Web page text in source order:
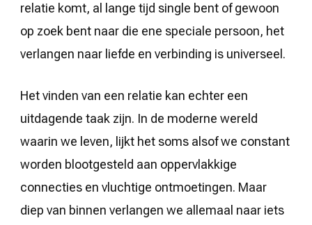
relatie komt, al lange tijd single bent of gewoon
op zoek bent naar die ene speciale persoon, het
verlangen naar liefde en verbinding is universeel.
Het vinden van een relatie kan echter een
uitdagende taak zijn. In de moderne wereld
waarin we leven, lijkt het soms alsof we constant
worden blootgesteld aan oppervlakkige
connecties en vluchtige ontmoetingen. Maar
diep van binnen verlangen we allemaal naar iets